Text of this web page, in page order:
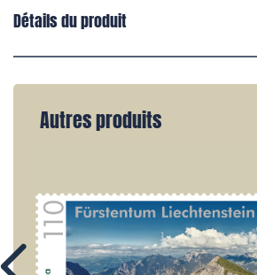
Détails du produit
Autres produits